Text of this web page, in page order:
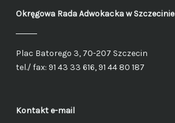
Okręgowa Rada Adwokackaw Szczecinie
Plac Batorego 3, 70-207 Szczecin
tel./ fax: 91 43 33 616, 91 44 80 187
Kontakt e-mail